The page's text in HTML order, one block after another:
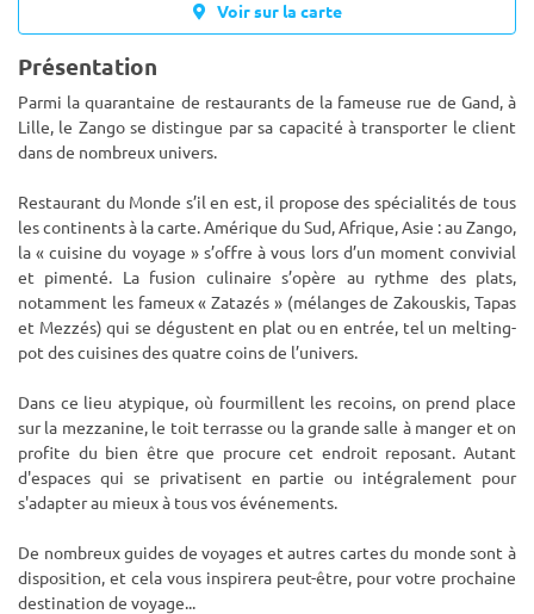
Voir sur la carte
Présentation
Parmi la quarantaine de restaurants de la fameuse rue de Gand, à
Lille, le Zango se distingue par sa capacité à transporter le client
dans de nombreux univers.
Restaurant du Monde s’il en est, il propose des spécialités de tous
les continents à la carte. Amérique du Sud, Afrique, Asie : au Zango,
la « cuisine du voyage » s’offre à vous lors d’un moment convivial
et pimenté. La fusion culinaire s’opère au rythme des plats,
notamment les fameux « Zatazés » (mélanges de Zakouskis, Tapas
et Mezzés) qui se dégustent en plat ou en entrée, tel un melting-
pot des cuisines des quatre coins de l’univers.
Dans ce lieu atypique, où fourmillent les recoins, on prend place
sur la mezzanine, le toit terrasse ou la grande salle à manger et on
profite du bien être que procure cet endroit reposant. Autant
d'espaces qui se privatisent en partie ou intégralement pour
s'adapter au mieux à tous vos événements.
De nombreux guides de voyages et autres cartes du monde sont à
disposition, et cela vous inspirera peut-être, pour votre prochaine
destination de voyage...